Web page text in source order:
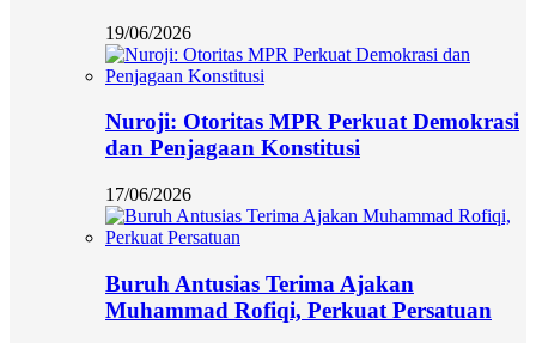
19/06/2026
Nuroji: Otoritas MPR Perkuat Demokrasi
dan Penjagaan Konstitusi
17/06/2026
Buruh Antusias Terima Ajakan
Muhammad Rofiqi, Perkuat Persatuan